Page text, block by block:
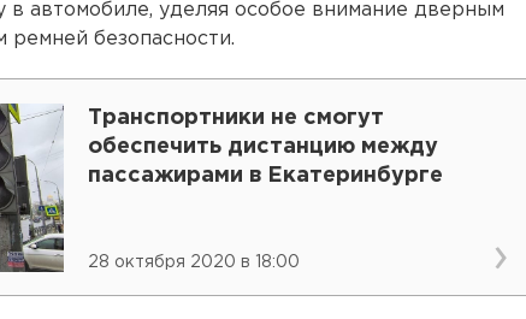
в автомобиле, уделяя особое внимание дверным
ремней безопасности.
Транспортники не смогут
обеспечить дистанцию между
пассажирами в Екатеринбурге
28 октября 2020 в 18:00